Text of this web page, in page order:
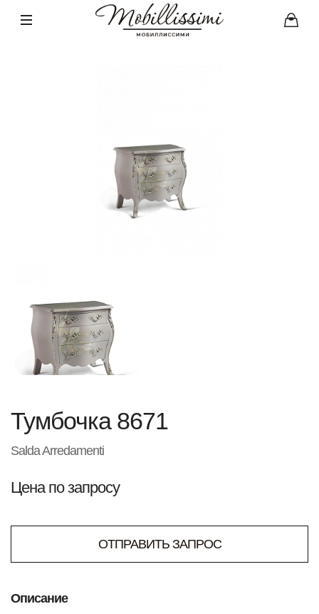
Тумбочка 8671
Salda Arredamenti
Цена по запросу
ОТПРАВИТЬ ЗАПРОС
Описание